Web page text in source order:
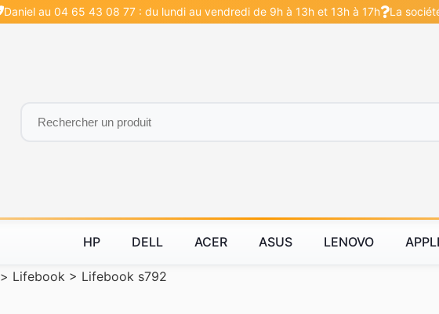
Daniel au 04 65 43 08 77 : du lundi au vendredi de 9h à 13h et 13h à 17h La
HP DELL ACER ASUS LENOVO
> Lifebook > Lifebook s792